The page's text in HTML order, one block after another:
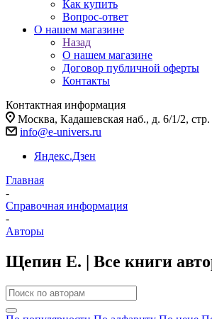
Как купить
Вопрос-ответ
О нашем магазине
Назад
О нашем магазине
Договор публичной оферты
Контакты
Контактная информация
Москва, Кадашевская наб., д. 6/1/2, стр.
info@e-univers.ru
Яндекс.Дзен
Главная
-
Справочная информация
-
Авторы
Щепин Е. | Все книги